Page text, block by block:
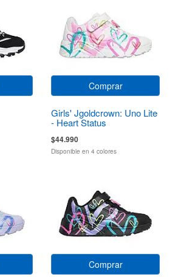
Comprar
Girls' Jgoldcrown: Uno Lite
- Heart Status
$44.990
Disponible en 4 colores
Comprar